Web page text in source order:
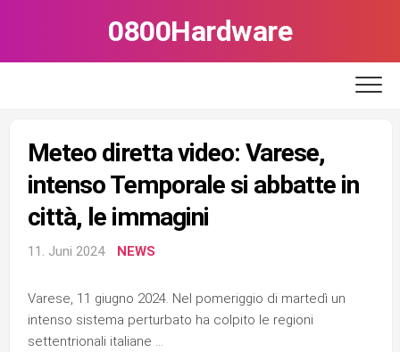
0800Hardware
Meteo diretta video: Varese,
intenso Temporale si abbatte in
città, le immagini
11. Juni 2024 NEWS
Varese, 11 giugno 2024. Nel pomeriggio di martedì un
intenso sistema perturbato ha colpito le regioni
settentrionali italiane …